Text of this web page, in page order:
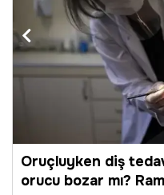
Oruçluyken diş
orucu bozar mı?